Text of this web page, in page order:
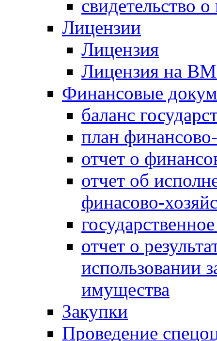
свидетельство
Лицензии
Лицензия
Лицензия на
Финансовые
баланс
план
отчет о
отчет об
финасово-
отчет о
использовании
имущества
Закупки
Проведение